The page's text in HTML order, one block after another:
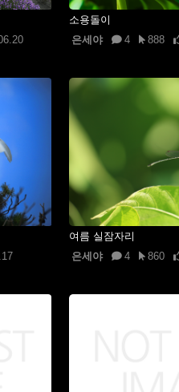
소용돌이
은세야
4 888
여름 실잠자리
은세야
4 860